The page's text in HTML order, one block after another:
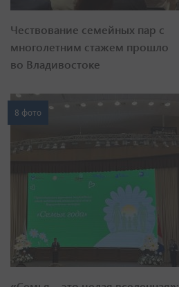
Чествование семейных пар с
многолетним стажем прошло
во Владивостоке
8 фото